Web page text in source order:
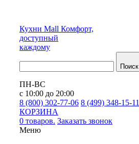
Кухни Mall Комфорт,
доступный
каждому
Поиск
ПН-ВС
с 10:00 до 20:00
8 (800) 302-77-06 8 (499) 348-15-11
КОРЗИНА
0 товаров. Заказать звонок
Меню